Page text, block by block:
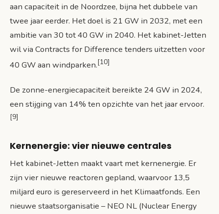
aan capaciteit in de Noordzee, bijna het dubbele van
twee jaar eerder. Het doel is 21 GW in 2032, met een
ambitie van 30 tot 40 GW in 2040. Het kabinet-Jetten
wil via Contracts for Difference tenders uitzetten voor
40 GW aan windparken.[10]
De zonne-energiecapaciteit bereikte 24 GW in 2024,
een stijging van 14% ten opzichte van het jaar ervoor.
[9]
Kernenergie: vier nieuwe centrales
Het kabinet-Jetten maakt vaart met kernenergie. Er
zijn vier nieuwe reactoren gepland, waarvoor 13,5
miljard euro is gereserveerd in het Klimaatfonds. Een
nieuwe staatsorganisatie – NEO NL (Nuclear Energy